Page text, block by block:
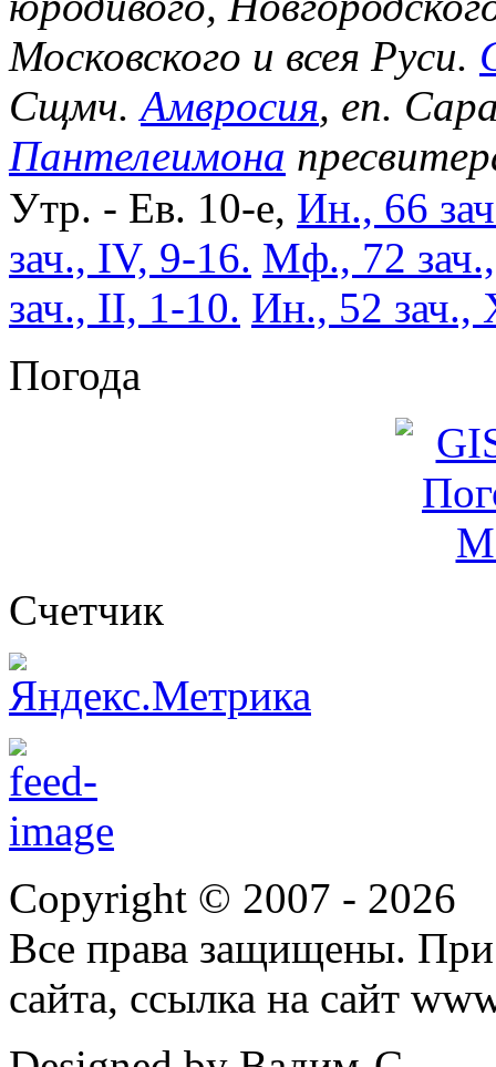
Московского и всея Руси.
Сщмч.Амвросия, еп.
Пантелеимона
Утр. - Ев. 10-е, Ин., 66
зач., IV, 9-16. Мф., 72
зач., II, 1-10. Ин., 52 зач.,
Погода
Cчетчик
Copyright © 2007 - 2026
Все права защищены. При
сайта, ссылка на сайт